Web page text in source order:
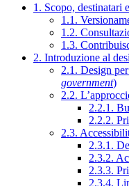
1. Scopo, destinatari
1.1.
1.2.
1.3.
2. Introduzione al
2.1. Design
government)
2.2.
2.2.1.
2.2.2.
2.3.
2.3.1.
2.3.2.
2.3.3.
2.3.4.